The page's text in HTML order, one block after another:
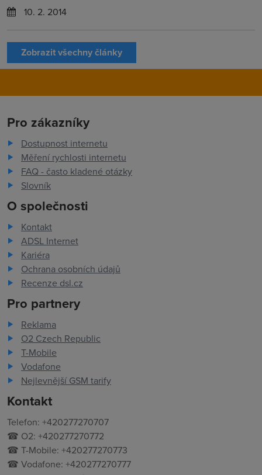
10. 2. 2014
Zobrazit všechny články
Pro zákazníky
Dostupnost internetu
Měření rychlosti internetu
FAQ - často kladené otázky
Slovník
O společnosti
Kontakt
ADSL Internet
Kariéra
Ochrana osobních údajů
Recenze dsl.cz
Pro partnery
Reklama
O2 Czech Republic
T-Mobile
Vodafone
Nejlevnější GSM tarify
Kontakt
Telefon: +420277270707
☎ O2: +420277270772
☎ T-Mobile: +420277270773
☎ Vodafone: +420277270777